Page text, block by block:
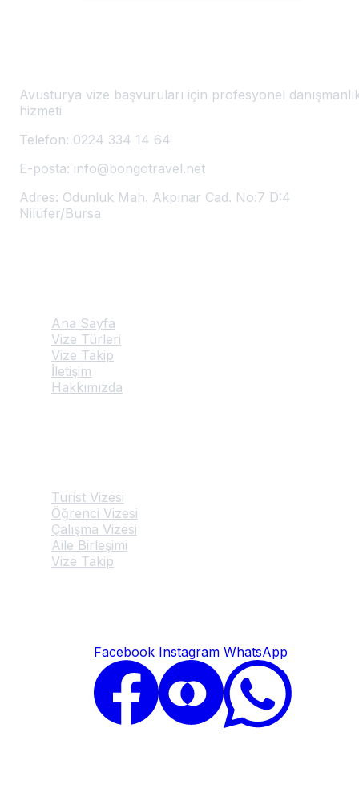
Avusturya vize başvuruları için profesyonel
hizmeti
Telefon: 0224 334 14 64
E-posta: info@bongotravel.net
Adres: Odunluk Mah. Akpınar Cad. No:7 D:4
Nilüfer/Bursa
Ana Sayfa
Vize Türleri
Vize Takip
İletişim
Hakkımızda
Turist Vizesi
Öğrenci Vizesi
Çalışma Vizesi
Aile Birleşimi
Vize Takip
Facebook Instagram WhatsApp